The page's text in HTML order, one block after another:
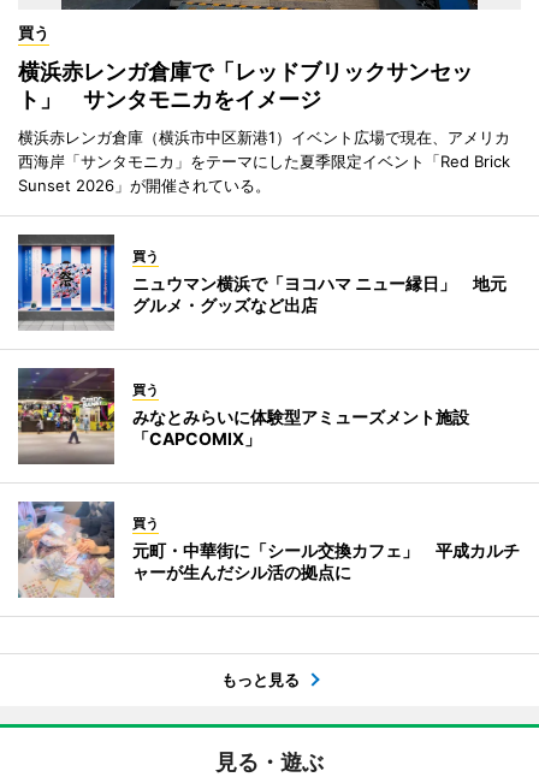
買う
横浜赤レンガ倉庫で「レッドブリックサンセッ
ト」 サンタモニカをイメージ
横浜赤レンガ倉庫（横浜市中区新港1）イベント広場で現在、アメリカ
西海岸「サンタモニカ」をテーマにした夏季限定イベント「Red Brick
Sunset 2026」が開催されている。
買う
ニュウマン横浜で「ヨコハマ ニュー縁日」 地元
グルメ・グッズなど出店
買う
みなとみらいに体験型アミューズメント施設
「CAPCOMIX」
買う
元町・中華街に「シール交換カフェ」 平成カルチ
ャーが生んだシル活の拠点に
もっと見る
見る・遊ぶ